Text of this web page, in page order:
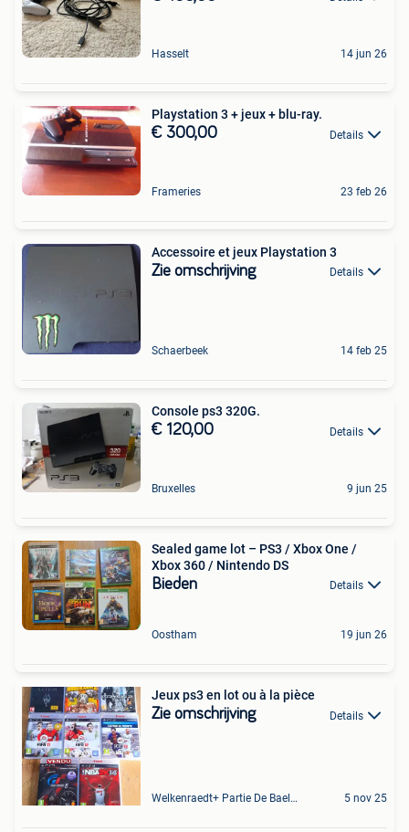
Hasselt 14 jun 26
Playstation 3 + jeux + blu-ray.
€ 300,00 Details
Frameries 23 feb 26
Accessoire et jeux Playstation 3
Zie omschrijving Details
Schaerbeek 14 feb 25
Console ps3 320G.
€ 120,00 Details
Bruxelles 9 jun 25
Sealed game lot – PS3 / Xbox One /
Xbox 360 / Nintendo DS
Bieden Details
Oostham 19 jun 26
Jeux ps3 en lot ou à la pièce
Zie omschrijving Details
Welkenraedt+ Partie De Baelen 5 nov 25